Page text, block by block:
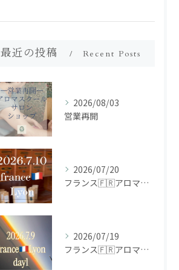
最近の投稿 Recent Posts
2026/08/03
営業再開
2026/07/20
フランス🇫🇷アロマ研修ツアー𝗱𝗮𝘆𝟮
2026/07/19
フランス🇫🇷アロマ研修ツアー𝗱𝗮𝘆𝟭